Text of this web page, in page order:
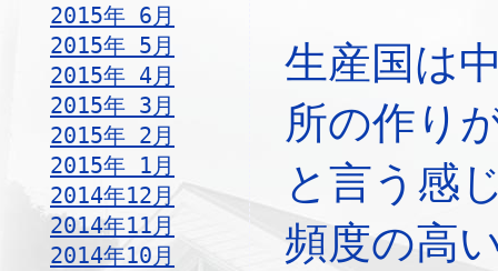
2015年 6月
2015年 5月
2015年 4月
2015年 3月
2015年 2月
2015年 1月
2014年12月
2014年11月
2014年10月
生産国は
所の作り
と言う感
頻度の高